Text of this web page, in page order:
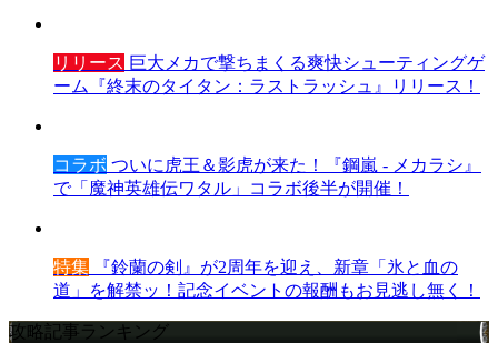
リリース 巨大メカで撃ちまくる爽快シューティングゲ
ーム『終末のタイタン：ラストラッシュ』リリース！
コラボ ついに虎王＆影虎が来た！『鋼嵐 - メカラシ』
で「魔神英雄伝ワタル」コラボ後半が開催！
特集 『鈴蘭の剣』が2周年を迎え、新章「氷と血の
道」を解禁ッ！記念イベントの報酬もお見逃し無く！
攻略記事ランキング